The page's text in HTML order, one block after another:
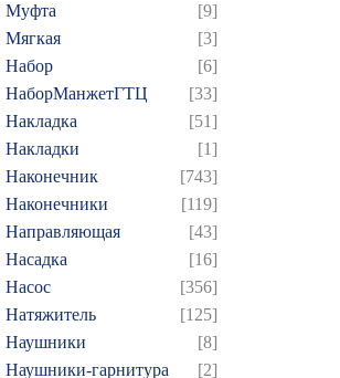
Муфта
[9]
Мягкая
[3]
Набор
[6]
НаборМанжетГТЦ
[33]
Накладка
[51]
Накладки
[1]
Наконечник
[743]
Наконечники
[119]
Направляющая
[43]
Насадка
[16]
Насос
[356]
Натяжитель
[125]
Наушники
[8]
Наушники-гарнитура
[2]